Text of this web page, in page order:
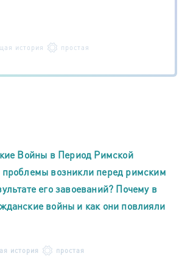
история простая
Войны в Период Римской
проблемы возникли перед римским
его завоеваний? Почему в
войны и как они повлияли
история простая